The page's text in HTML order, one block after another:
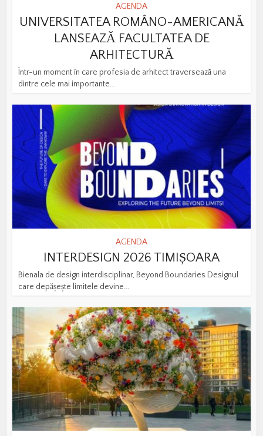
AGENDA
UNIVERSITATEA ROMÂNO-AMERICANĂ
LANSEAZĂ FACULTATEA DE
ARHITECTURĂ
Într-un moment în care profesia de arhitect traversează una
dintre cele mai importante...
AGENDA
INTERDESIGN 2026 TIMIȘOARA
Bienala de design interdisciplinar, Beyond Boundaries Designul
care depășește limitele devine...